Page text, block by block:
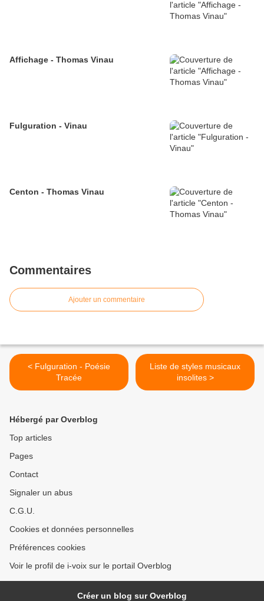
Affichage - Thomas Vinau
Fulguration - Vinau
Centon - Thomas Vinau
Commentaires
Ajouter un commentaire
< Fulguration - Poésie
Tracée
Liste de styles musicaux
insolites >
Hébergé par Overblog
Top articles
Pages
Contact
Signaler un abus
C.G.U.
Cookies et données personnelles
Préférences cookies
Voir le profil de i-voix sur le portail Overblog
Créer un blog sur Overblog